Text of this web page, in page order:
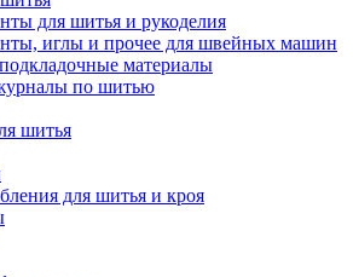
для шитья и рукоделия
иглы и прочее для швейных машин
материалы
по шитью
шитья
для шитья и кроя